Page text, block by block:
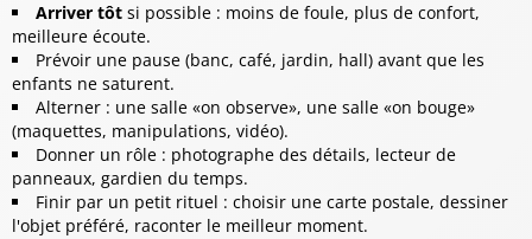
Arriver tôt si possible : moins de foule, plus de confort,
meilleure écoute.
Prévoir une pause (banc, café, jardin, hall) avant que les
enfants ne saturent.
Alterner : une salle «on observe», une salle «on bouge»
(maquettes, manipulations, vidéo).
Donner un rôle : photographe des détails, lecteur de
panneaux, gardien du temps.
Finir par un petit rituel : choisir une carte postale, dessiner
l'objet préféré, raconter le meilleur moment.